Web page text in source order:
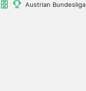
Austrian Bundesliga